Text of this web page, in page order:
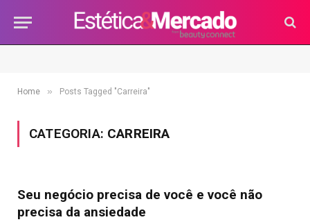
Home » Posts Tagged "Carreira"
CATEGORIA: CARREIRA
Seu negócio precisa de você e você não
precisa da ansiedade